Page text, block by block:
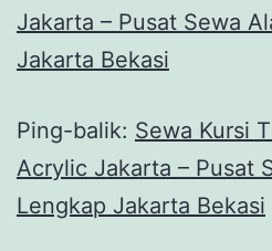
Jakarta – Pusat Sewa
Jakarta Bekasi
Ping-balik: Sewa Kursi
Acrylic Jakarta – Pusat
Lengkap Jakarta Bekasi